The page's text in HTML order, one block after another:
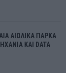
ΑΙΟΛΙΚΑ ΠΑΡΚΑ
ΚΑΙ DATA